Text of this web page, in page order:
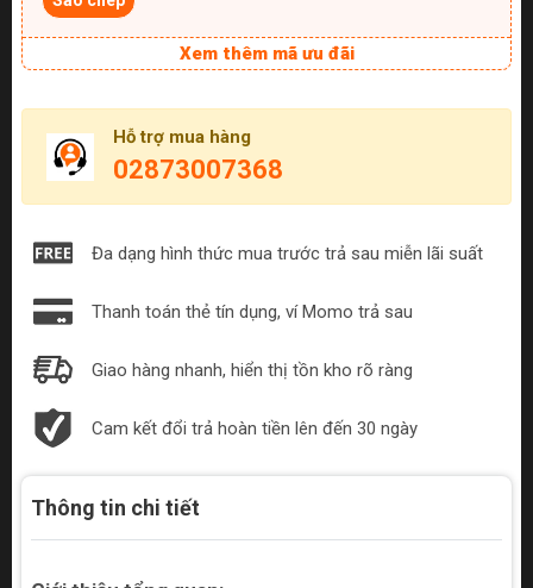
Xem thêm mã ưu đãi
Hỗ trợ mua hàng
02873007368
Đa dạng hình thức mua trước trả sau miễn lãi suất
Thanh toán thẻ tín dụng, ví Momo trả sau
Giao hàng nhanh, hiển thị tồn kho rõ ràng
Cam kết đổi trả hoàn tiền lên đến 30 ngày
Thông tin chi tiết